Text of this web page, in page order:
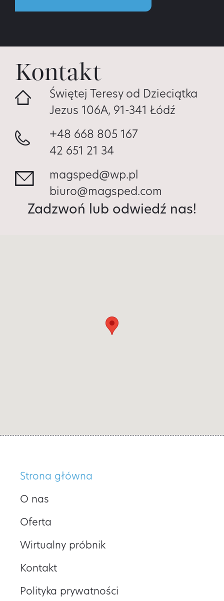
Kontakt
Świętej Teresy od Dzieciątka
Jezus 106A, 91-341 Łódź
+48 668 805 167
42 651 21 34
magsped@wp.pl
biuro@magsped.com
Zadzwoń lub odwiedź nas!
Strona główna
O nas
Oferta
Wirtualny próbnik
Kontakt
Polityka prywatności